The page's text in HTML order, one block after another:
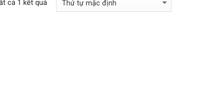
cả 1 kết quả